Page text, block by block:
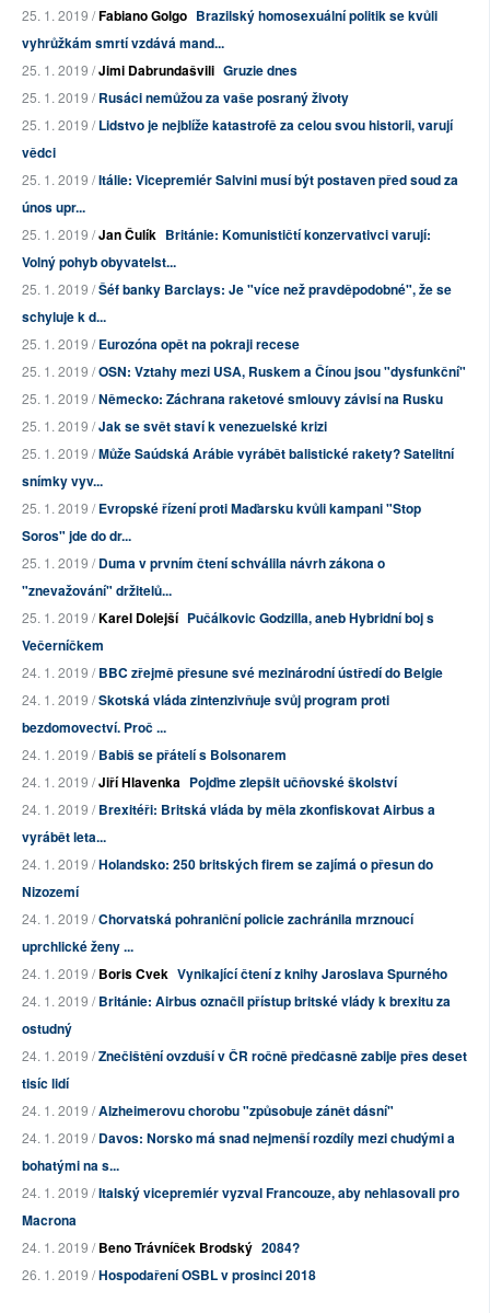
25. 1. 2019 /Fabiano Golgo Brazilský homosexuální politik se kvůli
vyhrůžkám smrtí vzdává mand...
25. 1. 2019 /Jimi Dabrundašvili Gruzie dnes
25. 1. 2019 /Rusáci nemůžou za vaše posraný životy
25. 1. 2019 /Lidstvo je nejblíže katastrofě za celou svou historii, varují
vědci
25. 1. 2019 /Itálie: Vicepremiér Salvini musí být postaven před soud za
únos upr...
25. 1. 2019 /Jan Čulík Británie: Komunističtí konzervativci varují:
Volný pohyb obyvatelst...
25. 1. 2019 /Šéf banky Barclays: Je "více než pravděpodobné", že se
schyluje k d...
25. 1. 2019 /Eurozóna opět na pokraji recese
25. 1. 2019 /OSN: Vztahy mezi USA, Ruskem a Čínou jsou "dysfunkční"
25. 1. 2019 /Německo: Záchrana raketové smlouvy závisí na Rusku
25. 1. 2019 /Jak se svět staví k venezuelské krizi
25. 1. 2019 /Může Saúdská Arábie vyrábět balistické rakety? Satelitní
snímky vyv...
25. 1. 2019 /Evropské řízení proti Maďarsku kvůli kampani "Stop
Soros" jde do dr...
25. 1. 2019 /Duma v prvním čtení schválila návrh zákona o
"znevažování" držitelů...
25. 1. 2019 /Karel Dolejší Pučálkovic Godzilla, aneb Hybridní boj s
Večerníčkem
24. 1. 2019 /BBC zřejmě přesune své mezinárodní ústředí do Belgie
24. 1. 2019 /Skotská vláda zintenzivňuje svůj program proti
bezdomovectví. Proč ...
24. 1. 2019 /Babiš se přátelí s Bolsonarem
24. 1. 2019 /Jiří Hlavenka Pojďme zlepšit učňovské školství
24. 1. 2019 /Brexitéři: Britská vláda by měla zkonfiskovat Airbus a
vyrábět leta...
24. 1. 2019 /Holandsko: 250 britských firem se zajímá o přesun do
Nizozemí
24. 1. 2019 /Chorvatská pohraniční policie zachránila mrznoucí
uprchlické ženy ...
24. 1. 2019 /Boris Cvek Vynikající čtení z knihy Jaroslava Spurného
24. 1. 2019 /Británie: Airbus označil přístup britské vlády k brexitu za
ostudný
24. 1. 2019 /Znečištění ovzduší v ČR ročně předčasně zabije přes deset
tisíc lidí
24. 1. 2019 /Alzheimerovu chorobu "způsobuje zánět dásní"
24. 1. 2019 /Davos: Norsko má snad nejmenší rozdíly mezi chudými a
bohatými na s...
24. 1. 2019 /Italský vicepremiér vyzval Francouze, aby nehlasovali pro
Macrona
24. 1. 2019 /Beno Trávníček Brodský 2084?
26. 1. 2019 /Hospodaření OSBL v prosinci 2018